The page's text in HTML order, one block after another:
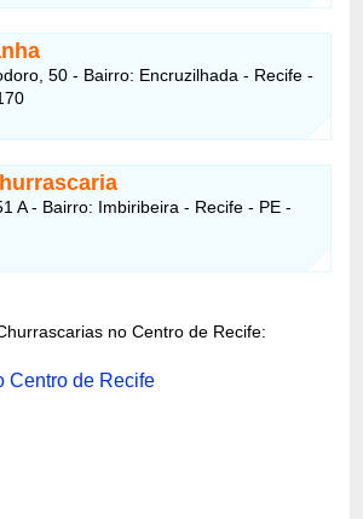
50 - Bairro: Encruzilhada - Recife -
A - Bairro: Imbiribeira - Recife - PE -
no Centro de Recife:
Centro de Recife